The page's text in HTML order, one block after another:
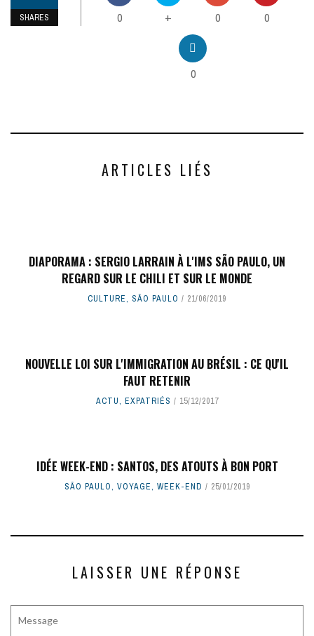
SHARES 0 + 0 0
0
ARTICLES LIÉS
DIAPORAMA : SERGIO LARRAIN À L'IMS SÃO PAULO, UN
REGARD SUR LE CHILI ET SUR LE MONDE
CULTURE, SÃO PAULO 21/06/2019
NOUVELLE LOI SUR L'IMMIGRATION AU BRÉSIL : CE QU'IL
FAUT RETENIR
ACTU, EXPATRIÉS 15/12/2017
IDÉE WEEK-END : SANTOS, DES ATOUTS À BON PORT
SÃO PAULO, VOYAGE, WEEK-END 25/01/2019
LAISSER UNE RÉPONSE